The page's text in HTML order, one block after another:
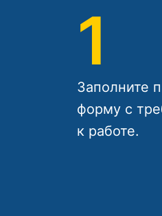
1
Заполните
форму с
к работе.